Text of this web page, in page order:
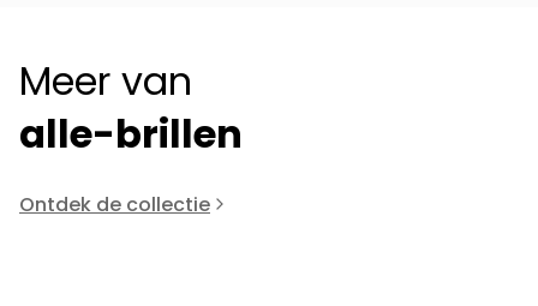
Meer van
alle-brillen
Ontdek de collectie